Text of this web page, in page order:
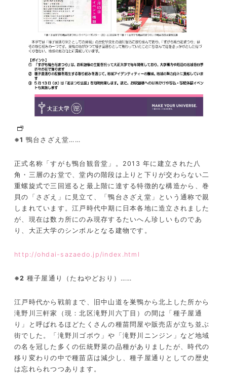
※1 鴨台さざえ堂……
正式名称「すがも鴨台観音堂」。 2013年に建立された八
角・三層のお堂で、堂内の階段は上りと下りが交わらない二
重螺旋式で三回巡ると最上階に達する特徴的な構造から、巻
貝の「さざえ」に見立て、「鴨台さざえ堂」という通称で親
しまれています。江戸時代中期に日本各地に造立されました
が、現在は数カ所にのみ現存するたいへん珍しいものであ
り、大正大学のシンボルとなる建物です。
http://ohdai-sazaedo.jp/index.html
※2 種子屋通り（たねやどおり）……
江戸時代から戦前まで、旧中山道を巣鴨から北上した所から
滝野川三軒家（現：北区滝野川六丁目）の間は「種子屋通
り」と呼ばれるほどたくさんの種苗問屋や販売店が立ち並ぶ
街でした。「滝野川ゴボウ」や「滝野川ニンジン」など地域
の名を冠した多くの伝統野菜の品種がありましたが、時代の
移り変わりの中で種苗店は減少し、種子屋通りとしての歴史
は忘れられつつあります。